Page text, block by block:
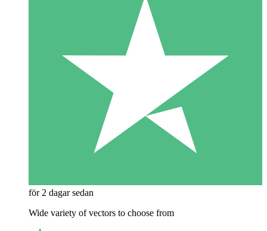
för 2 dagar sedan
Wide variety of vectors to choose from